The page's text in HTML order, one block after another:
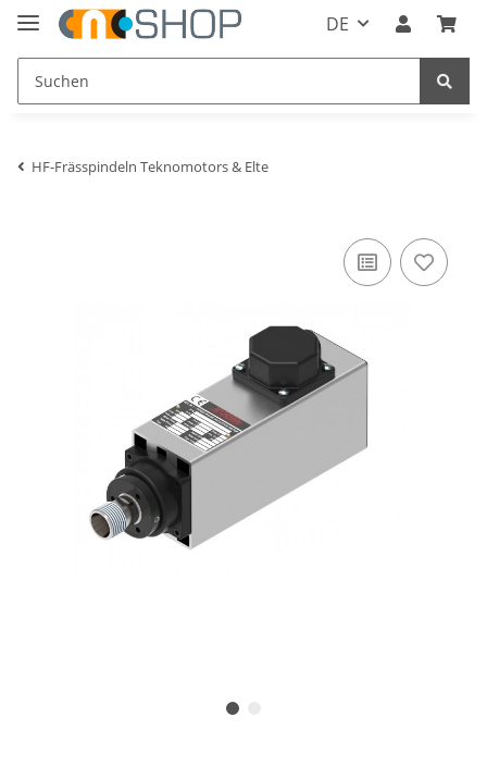
DE
HF-Frässpindeln Teknomotors & Elte